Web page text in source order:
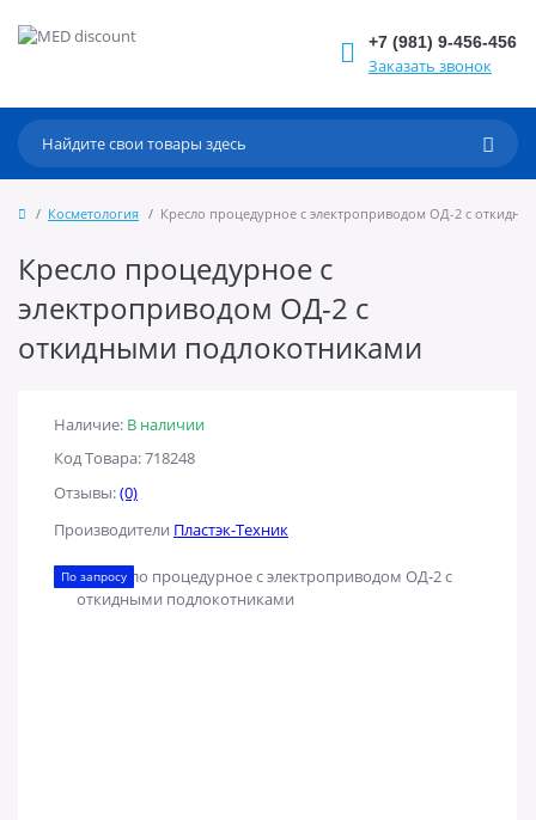
+7 (981) 9-456-456
Заказать звонок
Косметология Кресло процедурное с электроприводом ОД-2 с
Кресло процедурное с
электроприводом ОД-2 с
откидными подлокотниками
Наличие: В наличии
Код Товара: 718248
Отзывы:(0)
Производители Пластэк-Техник
По запросу